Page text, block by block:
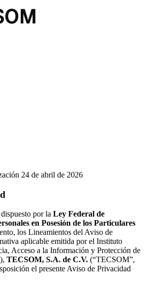
24 de abril de 2026
por la Ley Federal de
en Posesión de los Particulares
los Lineamientos del Aviso de
aplicable emitida por el Instituto
Acceso a la Información y Protección de
), TECSOM, S.A. de C.V. (“TECSOM”,
el presente Aviso de Privacidad